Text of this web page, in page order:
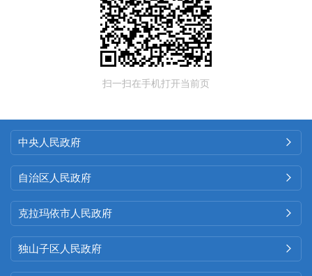
扫一扫在手机打开当前页
中央人民政府 
自治区人民政府 
克拉玛依市人民政府 
独山子区人民政府 